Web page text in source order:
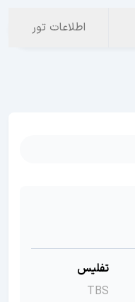
اطلاعات تور
تفلیس
TBS